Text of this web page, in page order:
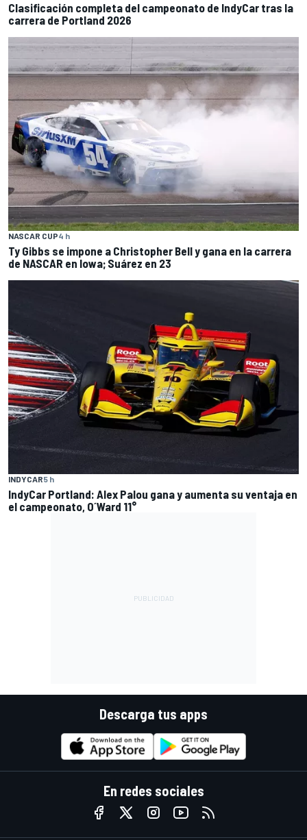
Clasificación completa del campeonato de IndyCar tras la
carrera de Portland 2026
NASCAR CUP4 h
Ty Gibbs se impone a Christopher Bell y gana en la carrera
de NASCAR en Iowa; Suárez en 23
INDYCAR5 h
IndyCar Portland: Alex Palou gana y aumenta su ventaja en
el campeonato, O´Ward 11°
Descarga tus apps
En redes sociales